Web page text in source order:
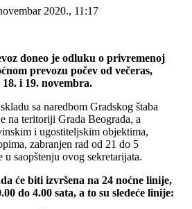
2020., 11:17
doneo je odluku o privremenoj
prevozu počev od večeras,
i 19. novembra.
sa naredbom Gradskog štaba
na teritoriji Grada Beograda, a
i ugostiteljskim objektima,
zabranjen rad od 21 do 5
u saopštenju ovog sekretarijata.
će biti izvršena na 24 noćne linije,
do 4.00 sata, a to su sledeće linije: